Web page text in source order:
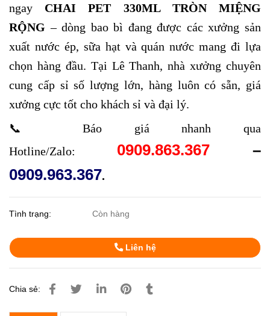
ngay CHAI PET 330ML TRÒN MIỆNG
RỘNG – dòng bao bì đang được các xưởng sản
xuất nước ép, sữa hạt và quán nước mang đi lựa
chọn hàng đầu. Tại Lê Thanh, nhà xưởng chuyên
cung cấp sỉ số lượng lớn, hàng luôn có sẵn, giá
xưởng cực tốt cho khách sỉ và đại lý.
📞 Báo giá nhanh qua
Hotline/Zalo: 0909.863.367
–
0909.963.367.
Tình trạng: Còn hàng
Liên hệ
Chia sẻ: